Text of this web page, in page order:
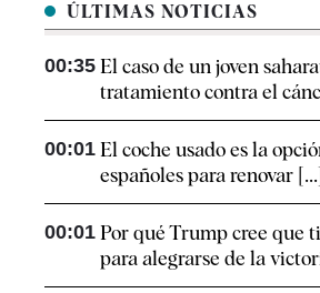
ÚLTIMAS NOTICIAS
00:35 El caso de un joven
tratamiento contra el
00:01 El coche usado es la
españoles para renovar [...]
00:01 Por qué Trump cree que
para alegrarse de la